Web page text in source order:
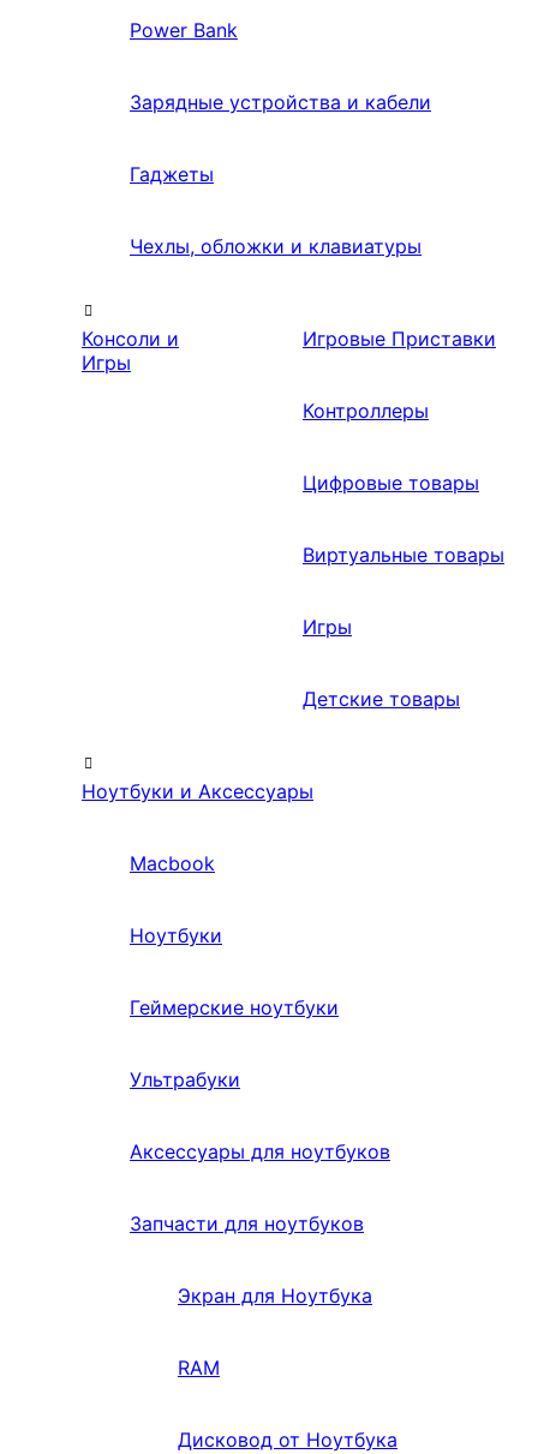
Power Bank
Зарядные устройства и кабели
Гаджеты
Чехлы, обложки и клавиатуры
Консоли и
Игры
Игровые Приставки
Контроллеры
Цифровые товары
Виртуальные товары
Игры
Детские товары
Ноутбуки и Аксессуары
Macbook
Ноутбуки
Геймерские ноутбуки
Ультрабуки
Аксессуары для ноутбуков
Запчасти для ноутбуков
Экран для Ноутбука
RAM
Дисковод от Ноутбука